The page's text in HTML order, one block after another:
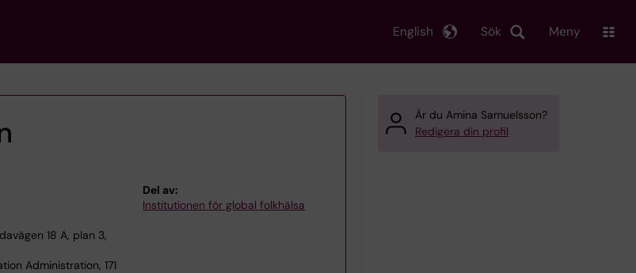
Sök
English Meny
18 A, plan 3,
Administration, 171
Del av:
Institutionen för global folkhälsa
Är du Amina Samuelsson?
Redigera din profil